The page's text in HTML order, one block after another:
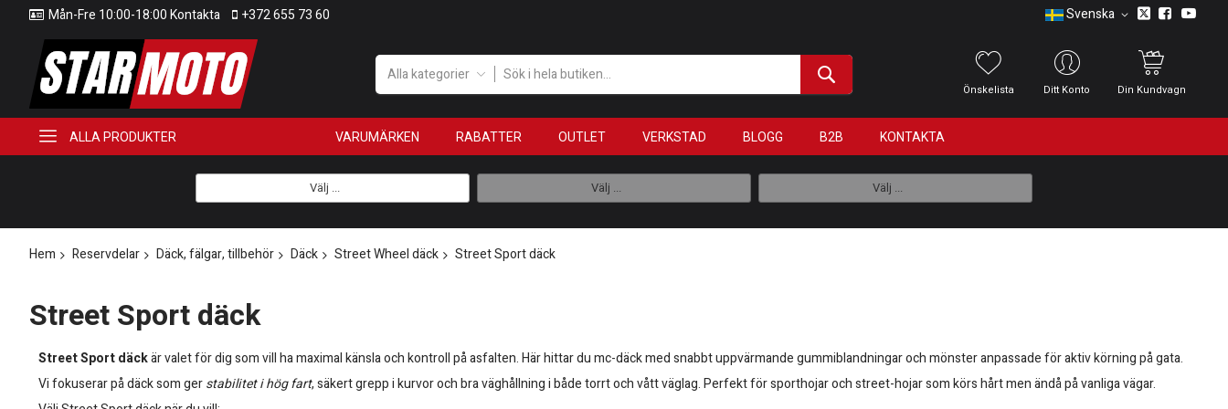
Mån-Fre 10:00-18:00 Kontakta +372 655 73 60 Svenska
Alla kategorier
Önskelista Ditt Konto Din Kundvagn
ALLA PRODUKTER VARUMÄRKEN RABATTER OUTLET VERKSTAD BLOGG B2B KONTAKTA
Välj ... Välj ... Välj ...
Hem Reservdelar Däck, fälgar, tillbehör Däck Street Wheel däck Street Sport däck
Street Sport däck
Street Sport däckär valet för dig som vill ha maximal känsla och kontroll på asfalten. Här hittar du mc-däck med snabbt uppvärmande gummiblandningar och mönster anpassade för aktiv körning på gata.
Vi fokuserar på däck som gerstabilitet i hög fart, säkert grepp i kurvor och bra väghållning i både torrt och vått väglag. Perfekt för sporthojar och street-hojar som körs hårt men ändå på vanliga vägar.